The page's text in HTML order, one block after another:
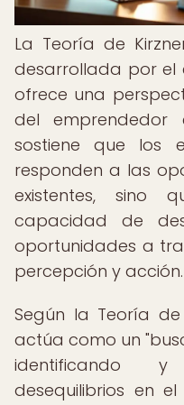
La Teoría de
desarrollada por el
ofrece una
del emprendedor
sostiene que los
responden a las
existentes, sino
capacidad de
oportunidades a
percepción y acción.
Según la Teoría
actúa como un
identificando
desequilibrios en